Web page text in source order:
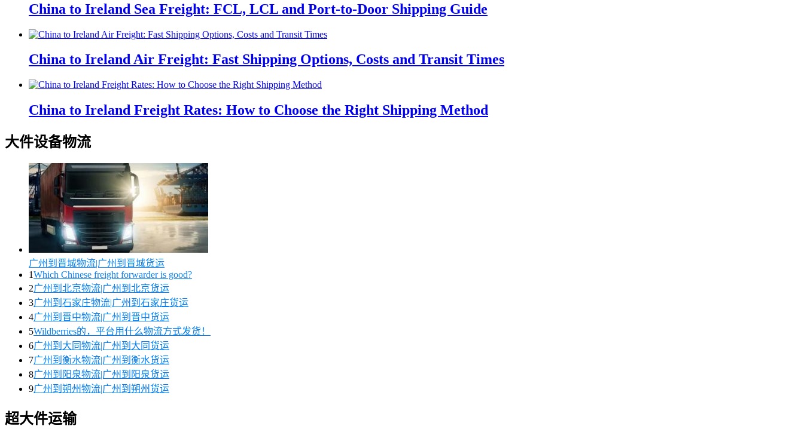
China to Ireland Sea Freight: FCL, LCL and Port-to-Door Shipping Guide
China to Ireland Air Freight: Fast Shipping Options, Costs and Transit Times
China to Ireland Freight Rates: How to Choose the Right Shipping Method
大件设备物流
广州到晋城物流|广州到晋城货运
1Which Chinese freight forwarder is good?
2广州到北京物流|广州到北京货运
3广州到石家庄物流|广州到石家庄货运
4广州到晋中物流|广州到晋中货运
5Wildberries的，平台用什么物流方式发货！
6广州到大同物流|广州到大同货运
7广州到衡水物流|广州到衡水货运
8广州到阳泉物流|广州到阳泉货运
9广州到朔州物流|广州到朔州货运
超大件运输